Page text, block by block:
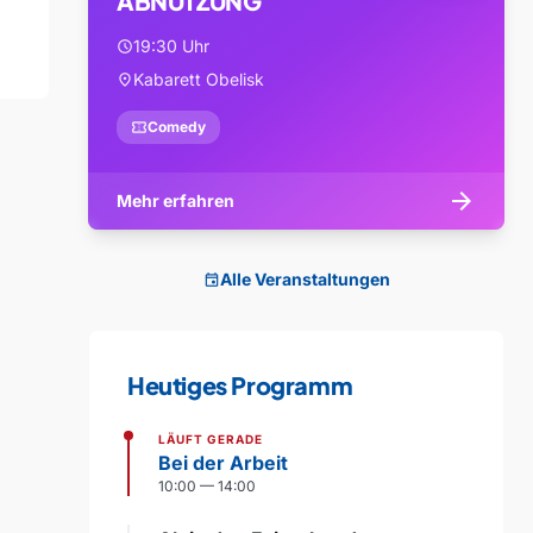
schedule19:30 Uhr
location_onKabarett Obelisk
confirmation_numberComedy
Mehr erfahren arrow_forward
eventAlle Veranstaltungen
Heutiges Programm
LÄUFT GERADE
Bei der Arbeit
10:00 — 14:00